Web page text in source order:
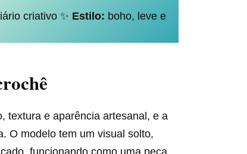
criativo ✨ Estilo: boho, leve e
textura e aparência artesanal, e a
O modelo tem um visual solto,
funcionando como uma peça